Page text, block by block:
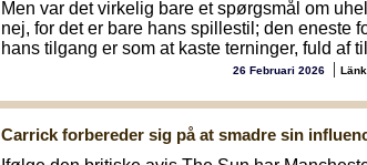
Men var det virkelig bare et spørgsmål om
nej, for det er bare hans spillestil; den eneste
hans tilgang er som at kaste terninger, fuld af
26 Februari 2026 | Länk
Carrick forbereder sig på at smadre sin